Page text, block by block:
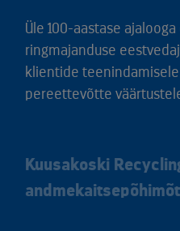
Üle 100-aastase
ringmajanduse
klientide
pereettevõtte
Kuusakoski